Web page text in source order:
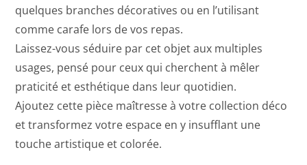
quelques branches décoratives ou en l’utilisant
comme carafe lors de vos repas.
Laissez-vous séduire par cet objet aux multiples
usages, pensé pour ceux qui cherchent à mêler
praticité et esthétique dans leur quotidien.
Ajoutez cette pièce maîtresse à votre collection déco
et transformez votre espace en y insufflant une
touche artistique et colorée.